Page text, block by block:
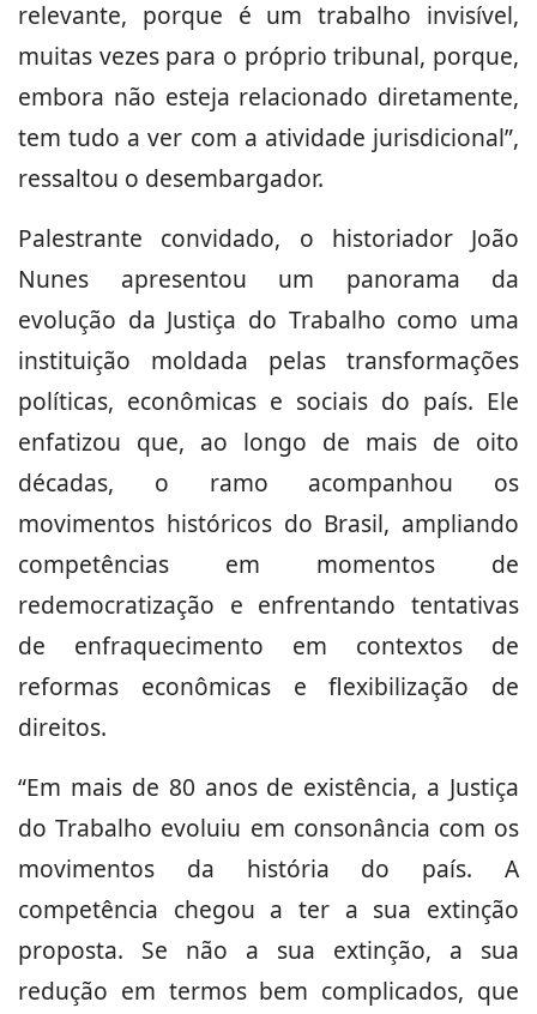
relevante, porque é um trabalho invisível,
muitas vezes para o próprio tribunal, porque,
embora não esteja relacionado diretamente,
tem tudo a ver com a atividade jurisdicional”,
ressaltou o desembargador.
Palestrante convidado, o historiador João
Nunes apresentou um panorama da
evolução da Justiça do Trabalho como uma
instituição moldada pelas transformações
políticas, econômicas e sociais do país. Ele
enfatizou que, ao longo de mais de oito
décadas, o ramo acompanhou os
movimentos históricos do Brasil, ampliando
competências em momentos de
redemocratização e enfrentando tentativas
de enfraquecimento em contextos de
reformas econômicas e flexibilização de
direitos.
“Em mais de 80 anos de existência, a Justiça
do Trabalho evoluiu em consonância com os
movimentos da história do país. A
competência chegou a ter a sua extinção
proposta. Se não a sua extinção, a sua
redução em termos bem complicados, que